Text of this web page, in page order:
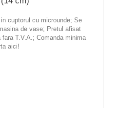
cuptorul cu microunde; Se
de vase; Pretul afisat
fara T.V.A.; Comanda minima
aici!